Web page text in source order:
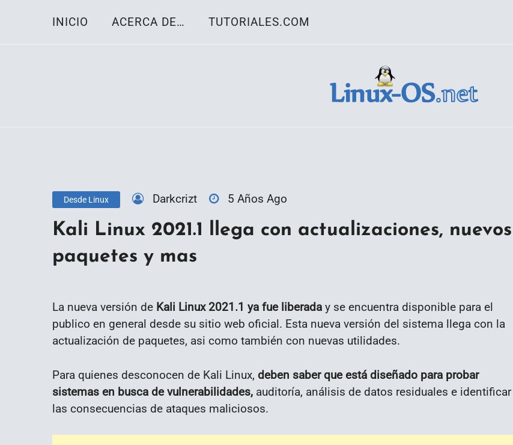
INICIO ACERCA DE… TUTORIALES.COM
Desde Linux Darkcrizt 5 Años Ago
Kali Linux 2021.1 llega con actualizaciones, nuevos
paquetes y mas
La nueva versión de Kali Linux 2021.1 ya fue liberada y se encuentra disponible para el
publico en general desde su sitio web oficial. Esta nueva versión del sistema llega con la
actualización de paquetes, asi como también con nuevas utilidades.
Para quienes desconocen de Kali Linux, deben saber que está diseñado para probar
sistemas en busca de vulnerabilidades, auditoría, análisis de datos residuales e identificar
las consecuencias de ataques maliciosos.